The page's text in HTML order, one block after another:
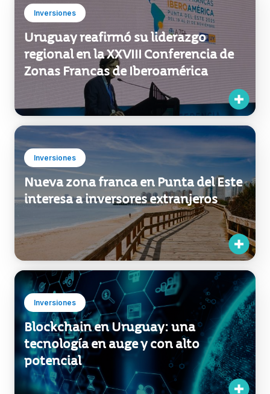
Inversiones
Nueva zona franca en Punta del Este
interesa a inversores extranjeros
Blockchain en Uruguay: una
tecnología en auge y con alto
potencial
Inversiones
Centros de Servicios globales